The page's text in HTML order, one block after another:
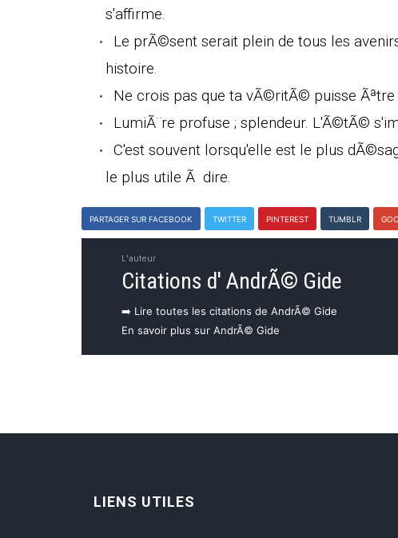
s'affirme.
Le prÃ©sent serait plein de tous les
histoire.
Ne crois pas que ta vÃ©ritÃ© puisse
LumiÃ¨re profuse ; splendeur. L'Ã©tÃ©
C'est souvent lorsqu'elle est le plus
le plus utile Ã dire.
PARTAGER SUR FACEBOOK TWITTER PINTEREST TUMBLR
L'auteur
Citations d' AndrÃ© Gide
➡️ Lire toutes les citations de AndrÃ© Gide
En savoir plus sur AndrÃ© Gide
LIENS UTILES